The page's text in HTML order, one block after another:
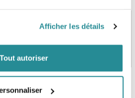
Afficher les détails
Tout autoriser
STOCK EN TEMPS RÉEL
Plus de 5000 produits en stock